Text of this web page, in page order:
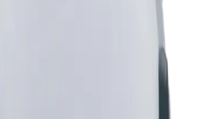
, 내부 땀내피는 수분을 빠르게